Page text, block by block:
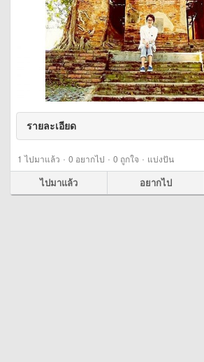
รายละเอียด
1 ไปมาแล้ว · 0 อยากไป · 0 ถูกใจ · แบ่งปัน
ไปมาแล้ว อยากไป